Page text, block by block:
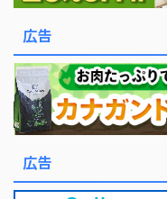
広告
広告